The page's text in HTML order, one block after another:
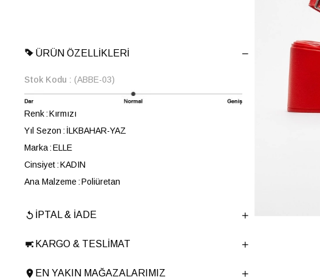
ÜRÜN ÖZELLIKLERI
Stok Kodu (ABBE-03)
Renk Kırmızı
Yıl Sezon
İLKBAHAR-YAZ
Marka ELLE
Cinsiyet KADIN
Ana Malzeme Poliüretan
Topuk Boyu
8 cm
Ürün Cinsi
Topuklu
Menşei
İPTAL & İADE
KARGO & TESLIMAT
EN YAKIN MAĞAZALARIMIZ